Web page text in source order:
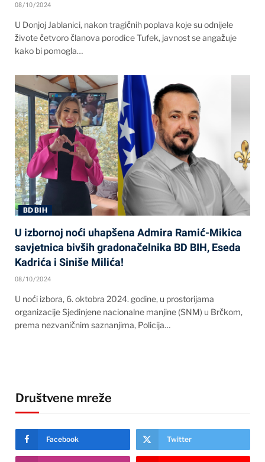
08/10/2024
U Donjoj Jablanici, nakon tragičnih poplava koje su odnijele
živote četvoro članova porodice Tufek, javnost se angažuje
kako bi pomogla…
BD BIH
U izbornoj noći uhapšena Admira Ramić-Mikica
savjetnica bivših gradonačelnika BD BIH, Eseda
Kadrića i Siniše Milića!
08/10/2024
U noći izbora, 6. oktobra 2024. godine, u prostorijama
organizacije Sjedinjene nacionalne manjine (SNM) u Brčkom,
prema nezvaničnim saznanjima, Policija…
Društvene mreže
Facebook Twitter